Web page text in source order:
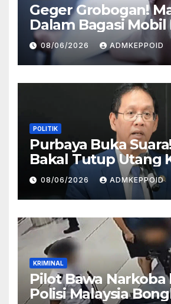
Geger Grobogan!
Dalam Bagasi Mobil
Terkait Hilangnya
HP
08/06/2026 ADMKEPPOID
POLITIK
Purbaya Buka
Bakal Tutup Utang
Rp 240 Triliun,
Triliun per Tahun
08/06/2026 ADMKEPPOID
KRIMINAL
Pilot Bawa Narkoba
Polisi Malaysia